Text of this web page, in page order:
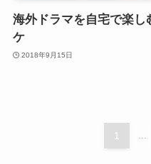
海外ドラマを自宅で楽
ケ
2018年9月15日
1 ...